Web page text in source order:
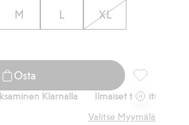
M L XL
Osta
Regular-
Ilmaiset toimitusvaihtoehdot
Valitse Myymälä